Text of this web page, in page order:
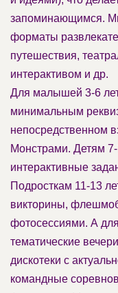
запоминающимся.
форматы
путешествия,
интерактивом и др.
Для малышей 3-6
минимальным
непосредственном
Монстрами. Детям
интерактивные
Подросткам 11-13
викторины,
фотосессиями. А
тематические
дискотеки с
командные